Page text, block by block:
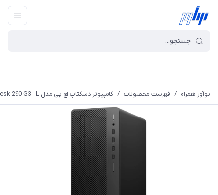
نوآور همراه / فهرست محصولات / کامپیوتر دسکتاپ اچ پی مدل ProDesk 290 G3 - L